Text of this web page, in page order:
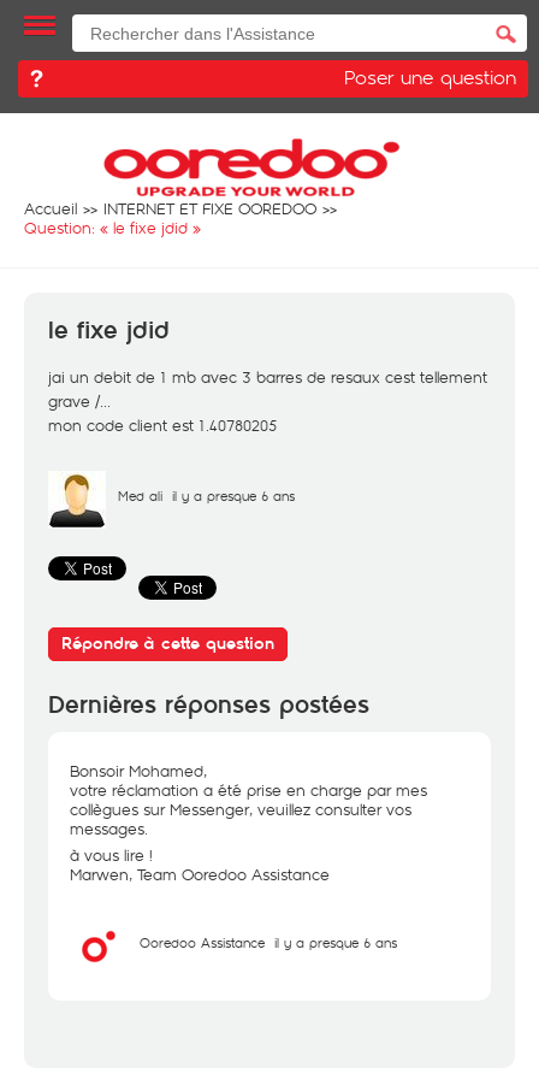
Poser une question
Accueil
INTERNET ET FIXE OOREDOO
Question: « le fixe jdid »
le fixe jdid
jai un debit de 1 mb avec 3 barres de resaux cest tellement
grave /...
mon code client est 1.40780205
Med ali il y a presque 6 ans
Répondre à cette question
Dernières réponses postées
Bonsoir Mohamed,
votre réclamation a été prise en charge par mes
collègues sur Messenger, veuillez consulter vos
messages.
à vous lire !
Marwen, Team Ooredoo Assistance
Ooredoo Assistance il y a presque 6 ans